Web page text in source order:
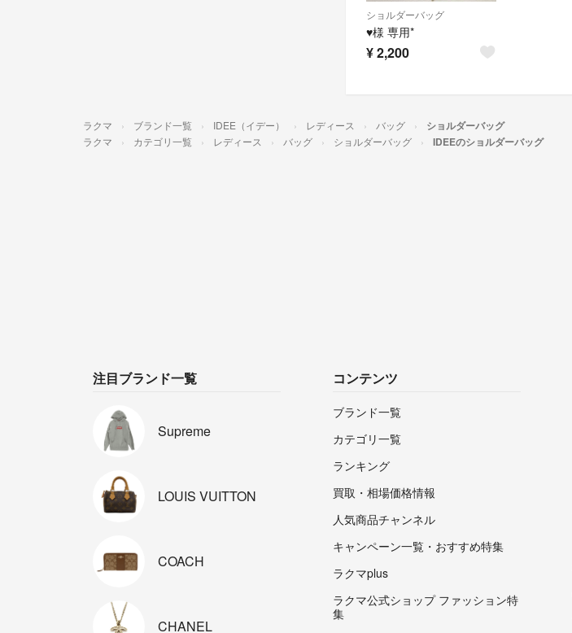
ショルダーバッグ
♥様 専用*
¥2,200
ラクマ ブランド一覧 IDEE（イデー） レディース バッグ ショルダーバッグ
ラクマ カテゴリ一覧 レディース バッグ ショルダーバッグ IDEEのショルダーバッグ
注目ブランド一覧
Supreme
LOUIS VUITTON
COACH
CHANEL
コンテンツ
ブランド一覧
カテゴリ一覧
ランキング
買取・相場価格情報
人気商品チャンネル
キャンペーン一覧・おすすめ特集
ラクマplus
ラクマ公式ショップ ファッション特
集